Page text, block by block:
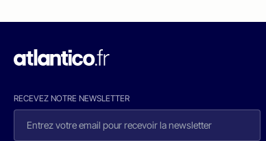
RECEVEZ NOTRE NEWSLETTER